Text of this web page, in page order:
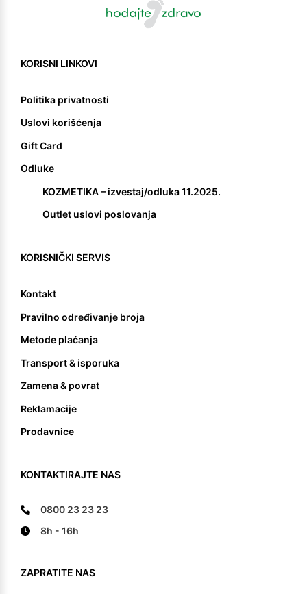
KORISNI LINKOVI
Politika privatnosti
Uslovi korišćenja
Gift Card
Odluke
KOZMETIKA – izvestaj/odluka 11.2025.
Outlet uslovi poslovanja
KORISNIČKI SERVIS
Kontakt
Pravilno određivanje broja
Metode plaćanja
Transport & isporuka
Zamena & povrat
Reklamacije
Prodavnice
KONTAKTIRAJTE NAS
0800 23 23 23
8h - 16h
ZAPRATITE NAS